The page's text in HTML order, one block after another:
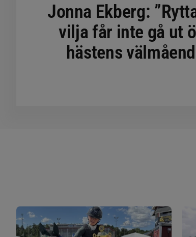
Jonna Ekberg:
vilja får inte gå ut
hästens